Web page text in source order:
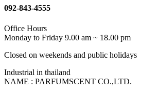
092-843-4555
Office Hours
Monday to Friday 9.00 am ~ 18.00 pm
Closed on weekends and public holidays
Industrial in thailand
NAME : PARFUMSCENT CO.,LTD.